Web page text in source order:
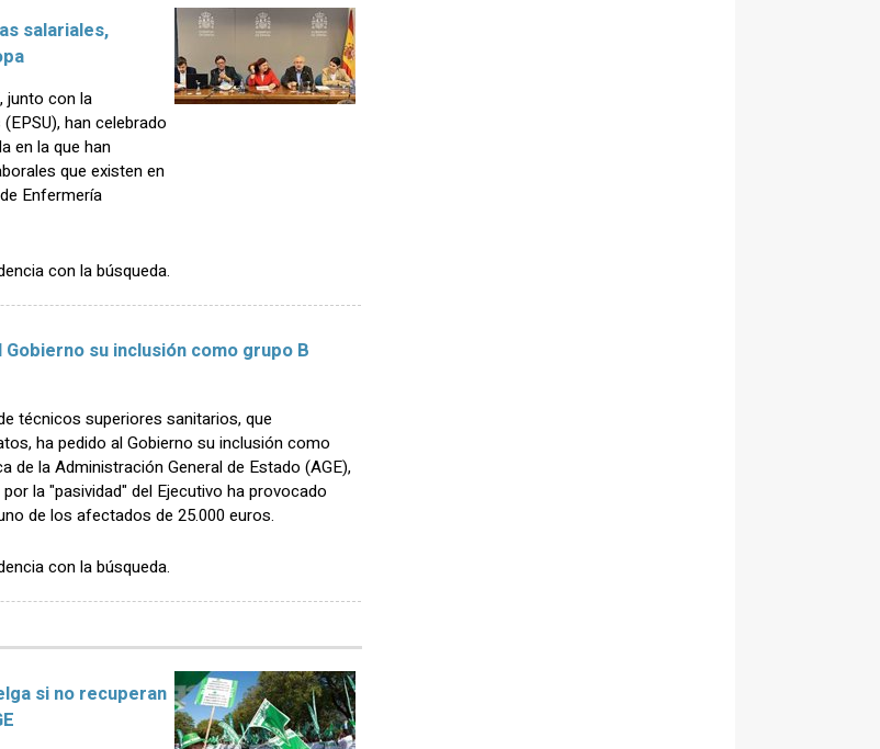
salariales,
junto con la
han celebrado
en la que han
que existen en
Enfermería
con la búsqueda.
su inclusión como grupo B
técnicos superiores sanitarios, que
ha pedido al Gobierno su inclusión como
de la Administración General de Estado (AGE),
la "pasividad" del Ejecutivo ha provocado
de los afectados de 25.000 euros.
con la búsqueda.
si no recuperan